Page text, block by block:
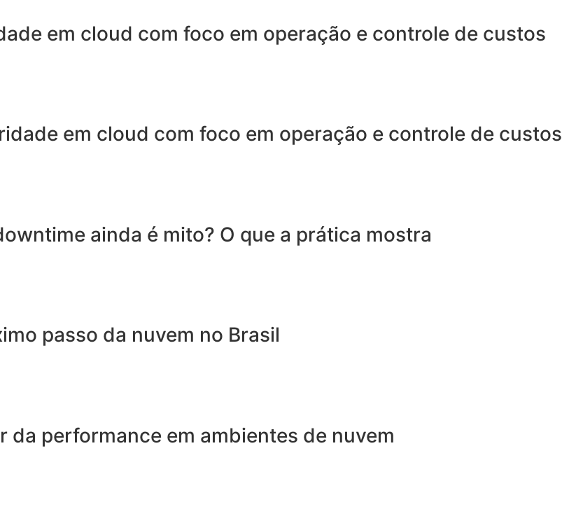
em cloud com foco em operação e controle de custos
em cloud com foco em operação e controle de custos
ainda é mito? O que a prática mostra
passo da nuvem no Brasil
performance em ambientes de nuvem